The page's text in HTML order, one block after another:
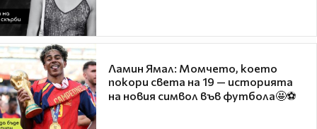
Ламин Ямал: Момчето, което
покори света на 19 — историята
на новия символ във футбола🤩⚽